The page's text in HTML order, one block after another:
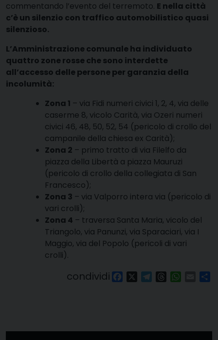
commentando l’evento del terremoto. E nella città
c’è un silenzio con traffico automobilistico quasi
silenzioso.
L’Amministrazione comunale ha individuato
quattro zone rosse che sono interdette
all’accesso delle persone per garanzia della
incolumità:
Zona 1 – via Fidi numeri civici 1, 2, 4, via delle
caserme 8, vicolo Carità, via Ozeri numeri
civici 46, 48, 50, 52, 54 (pericolo di crollo del
campanile della chiesa ex Carità);
Zona 2 – primo tratto di via Filelfo da
piazza della Libertà a piazza Mauruzi
(pericolo di crollo della collegiata di San
Francesco);
Zona 3 – via Valporro intera via (pericolo di
vari crolli);
Zona 4 – traversa Santa Maria, vicolo del
Triangolo, via Panunzi, via Sparaciari, via I
Maggio, via del Popolo (pericoli di vari
crolli).
condividi FacebookTelegram
Threads Email